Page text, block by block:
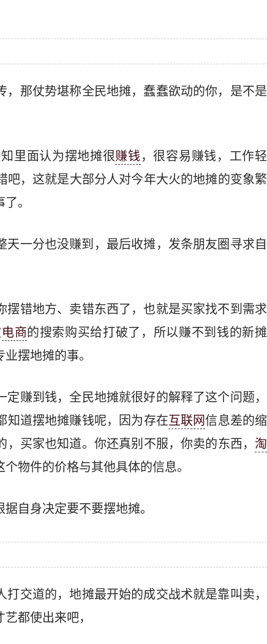
那仗势堪称全民地摊，蠢蠢欲动的你，是不是
里面认为摆地摊很赚钱 ，很容易赚钱，工作轻
吧，这就是大部分人对今年大火的地摊的变象繁
。
一分也没赚到，最后收摊，发条朋友圈寻求自
错地方、卖错东西了，也就是买家找不到需求
电商的搜索购买给打破了，所以赚不到钱的新摊
摆地摊的事。
赚到钱，全民地摊就很好的解释了这个问题，
知道摆地摊赚钱呢，因为存在 互联网信息差的缩
买家也知道。你还真别不服，你卖的东西， 淘
物件的价格与其他具体的信息。
自身决定要不要摆地摊。
交道的，地摊最开始的成交战术就是靠叫卖，
都使出来吧，